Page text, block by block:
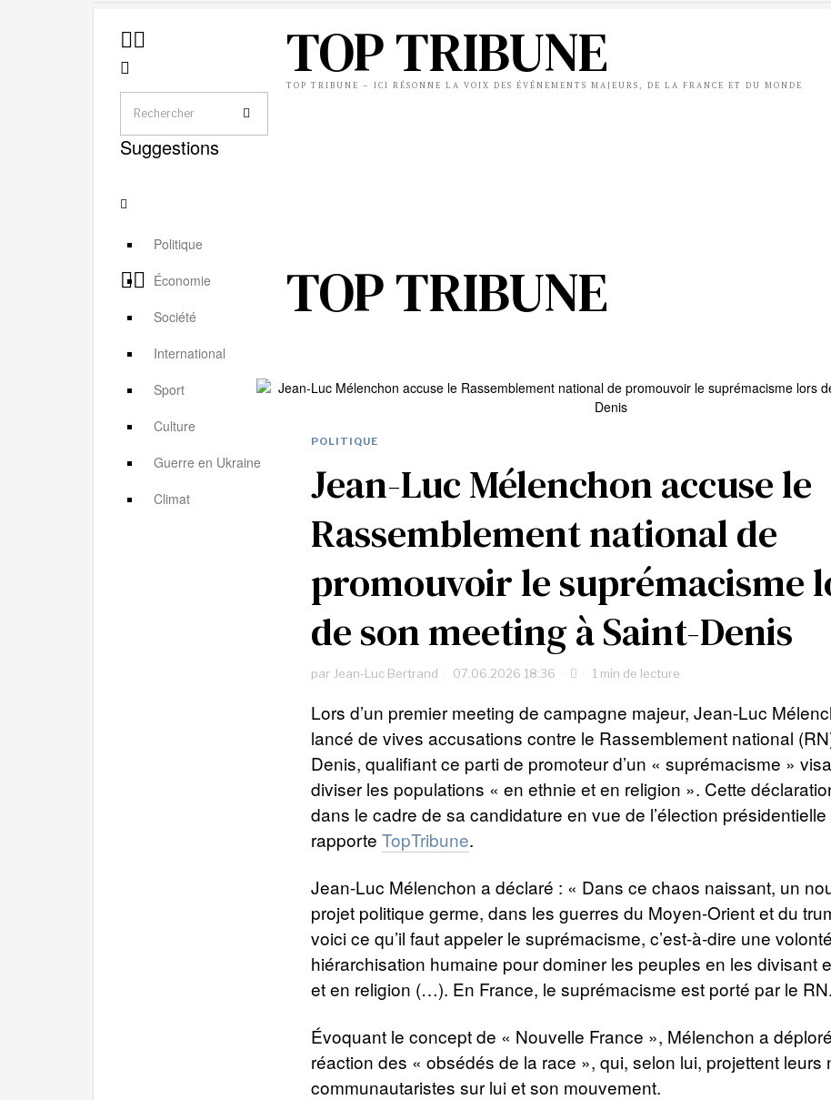
Suggestions
TOP TRIBUNE
TOP TRIBUNE – ICI RÉSONNE LA VOIX DES ÉVÉNEMENTS MAJEURS, DE LA FRANCE ET DU MONDE
Politique
Économie
Société
International
Sport
Culture
Guerre en Ukraine
Climat
TOP TRIBUNE
POLITIQUE
Jean-Luc Mélenchon accuse le
Rassemblement national de
promouvoir le suprémacisme
de son meeting à Saint-Denis
par Jean-Luc Bertrand 07.06.2026 18:36 1 min de lecture
Lors d’un premier meeting de campagne majeur, Jean-Luc
lancé de vives accusations contre le Rassemblement national
Denis, qualifiant ce parti de promoteur d’un « suprémacisme »
diviser les populations « en ethnie et en religion ». Cette
dans le cadre de sa candidature en vue de l’élection
rapporte TopTribune.
Jean-Luc Mélenchon a déclaré : « Dans ce chaos naissant, un
projet politique germe, dans les guerres du Moyen-Orient et du
voici ce qu’il faut appeler le suprémacisme, c’est-à-dire une
hiérarchisation humaine pour dominer les peuples en les divisant
et en religion (…). En France, le suprémacisme est porté par le
Évoquant le concept de « Nouvelle France », Mélenchon a
réaction des « obsédés de la race », qui, selon lui, projettent leurs
communautaristes sur lui et son mouvement.